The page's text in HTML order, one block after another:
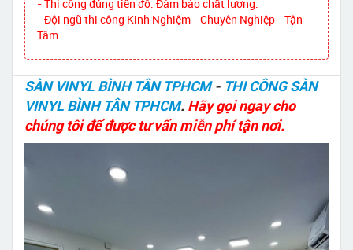
- Thi công đúng tiến độ. Đảm bảo chất lượng.
- Đội ngũ thi công Kinh Nghiệm - Chuyên Nghiệp - Tận
Tâm.
SÀN VINYL BÌNH TÂN TPHCM- THI CÔNG SÀN
VINYL BÌNH TÂN TPHCM. Hãy gọi ngay cho
chúng tôi để được tư vấn miễn phí tận nơi.